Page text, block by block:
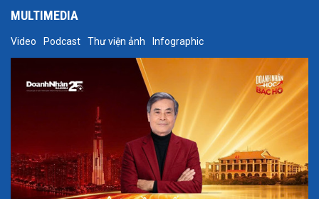
MULTIMEDIA
Video Podcast Thư viện ảnh Infographic